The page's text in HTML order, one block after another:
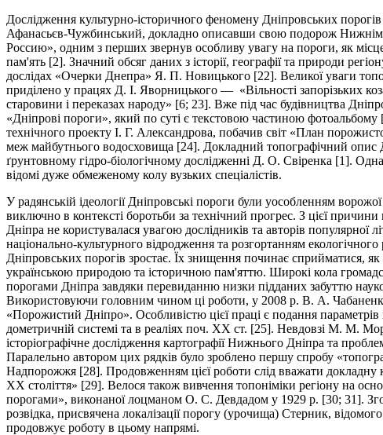
Дослідження культурно-історичного феномену Дніпровських
Афанасьєв-Чужбинський, докладно описавши свою подорож
Россию», одним з перших звернув особливу увагу на пороги, як
пам'ять [2]. Значний обсяг даних з історії, географії та природи
дослідах «Очерки Днепра» Я. П. Новицького [22]. Великої уваги
приділено у працях Д. І. Яворницького — «Вільності запорізьких
старовини і переказах народу» [6; 23]. Вже під час будівництва
«Дніпрові пороги», який по суті є текстовою частиною фотоальбому
технічного проекту І. Г. Александрова, побачив світ «План
меж майбутнього водосховища [24]. Докладний топографічний опис
ґрунтовному гідро-біологічному дослідженні Д. О. Свіренка [1].
відомі дуже обмеженому колу вузьких спеціалістів.
У радянській ідеології Дніпровські пороги були уособленням
виключно в контексті боротьби за технічний прогрес. З цієї причини
Дніпра не користувалася увагою дослідників та авторів популярної
національно-культурного відродження та розгортанням екологічного
Дніпровських порогів зростає. Їх знищення починає сприйматися, як
українською природою та історичною пам'яттю. Широкі кола
порогами Дніпра завдяки перевиданню низки підданих забуттю
Використовуючи головним чином ці роботи, у 2008 р. В. А.
«Порожистий Дніпро». Особливістю цієї праці є подання
дометричній системі та в реаліях поч. ХХ ст. [25]. Невдовзі М. М.
історіографічне дослідження картографії Нижнього Дніпра та
Паралельно автором цих рядків було зроблено першу спробу
Надпорожжя [28]. Продовженням цієї роботи слід вважати докладну
ХХ століття» [29]. Велося також вивчення топоніміки регіону на
порогами», виконаної лоцманом О. С. Девдадом у 1929 р. [30; 31].
розвідка, присвячена локалізації порогу (урочища) Стерник,
продовжує роботу в цьому напрямі.